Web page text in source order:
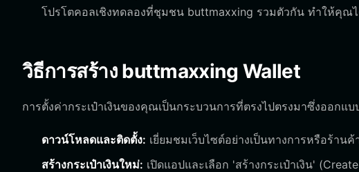
โปรโตคอลเชิงทดลองที่ชุมชน buttmaxxing รวมตัวกัน ทำให้คุณ
วิธีการสร้าง buttmaxxing Wallet
การตั้งค่ากระเป๋าเงินของคุณเป็นกระบวนการที่ตรงไปตรงมาซึ่งออก
ดาวน์โหลดและติดตั้ง: เยี่ยมชมเว็บไซต์อย่างเป็นทางการหรือร้าน
สร้างกระเป๋าเงินใหม่: เปิดแอปและเลือก 'สร้างกระเป๋าเงิน'